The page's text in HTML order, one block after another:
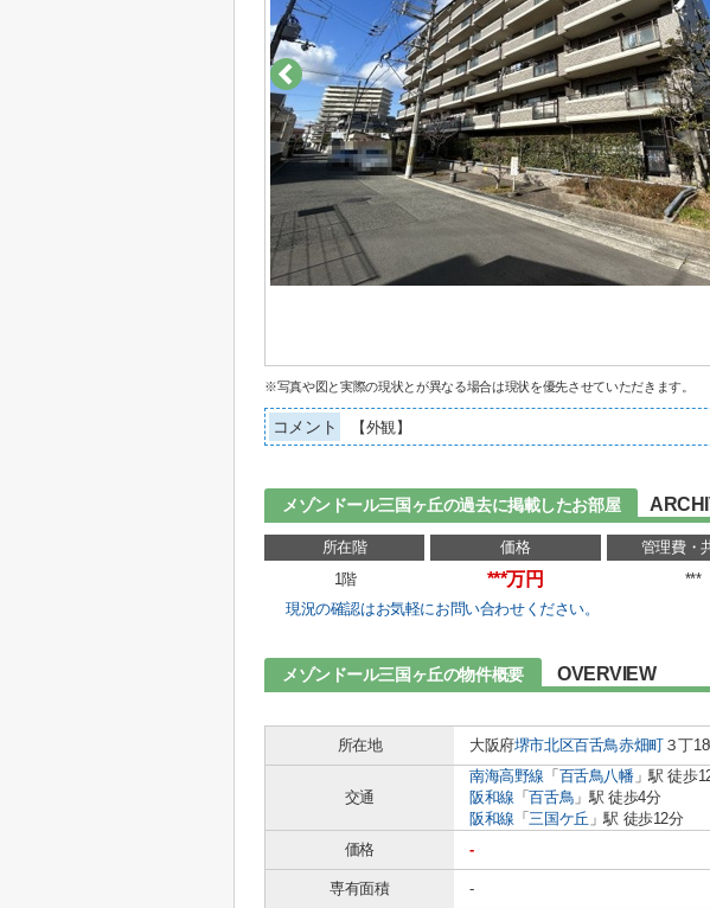
※写真や図と実際の現状とが異なる場合は現状を優先させていただきます。
コメント 【外観】
メゾンドール三国ヶ丘の過去に掲載したお部屋
所在階 価格 管理費・
1階
***万円 ***
現況の確認はお気軽にお問い合わせください。
メゾンドール三国ヶ丘の物件概要 OVERVIEW
所在地
大阪府堺市北区百舌鳥赤畑町３丁
交通
南海高野線 「 百舌鳥八幡 」駅 徒歩
阪和線 「百舌鳥 」駅 徒歩4分
阪和線 「三国ケ丘 」駅 徒歩12分
価格
-
専有面積 -